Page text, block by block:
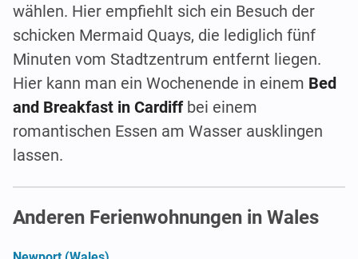
wählen. Hier empfiehlt sich ein Besuch der
schicken Mermaid Quays, die lediglich fünf
Minuten vom Stadtzentrum entfernt liegen.
Hier kann man ein Wochenende in einem Bed
and Breakfast in Cardiffbei einem
romantischen Essen am Wasser ausklingen
lassen.
Anderen Ferienwohnungen in Wales